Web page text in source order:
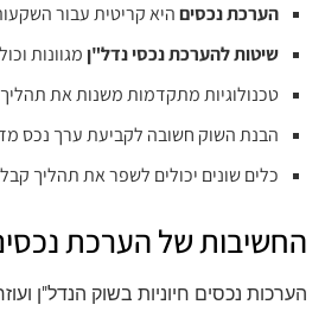
הערכת נכסיםהיא קריטית עבור
שיטות להערכת נכסי נדל"ןמגוונות
טכנולוגיות מתקדמות משנות את
הבנת השוק חשובה לקביעת ערך נכס
כלים שונים יכולים לשפר את תהליך
החשיבות של הערכת
הערכות נכסים חיוניות בשוק הנדל"ן